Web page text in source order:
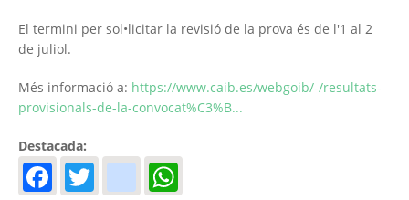
El termini per sol•licitar la revisió de la prova és de l'1 al 2
de juliol.
Més informació a: https://www.caib.es/webgoib/-/resultats-
provisionals-de-la-convocat%C3%B...
Destacada:
Facebook
Twitterinstagram